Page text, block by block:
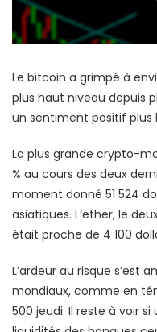
Le bitcoin a grimpé à
plus haut niveau depuis
un sentiment positif plus
La plus grande crypto-
% au cours des deux
moment donné 51 524
asiatiques. L’ether, le
était proche de 4 100
L’ardeur au risque s’est
mondiaux, comme en
500 jeudi. Il reste à voir